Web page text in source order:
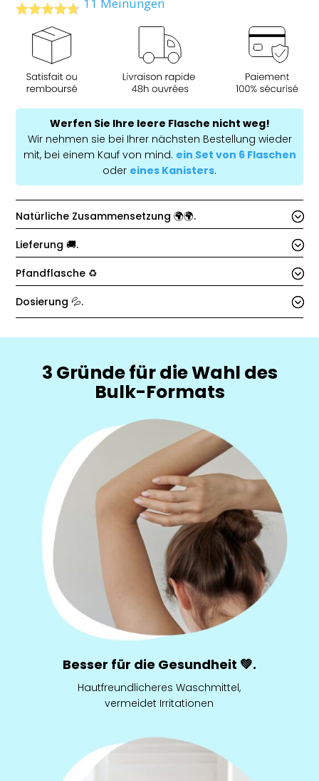
Werfen Sie Ihre leere Flasche nicht weg!
Wir nehmen sie bei Ihrer nächsten Bestellung wieder
mit, bei einem Kauf von mind. ein Set von 6 Flaschen
oder eines Kanisters.
Natürliche Zusammensetzung 🌍🌍.
Lieferung 🚚.
Pfandflasche ♻️
Dosierung 💦.
3 Gründe für die Wahl des
Bulk-Formats
Besser für die Gesundheit 💚.
Hautfreundlicheres Waschmittel,
vermeidet Irritationen